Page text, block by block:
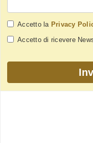
Accetto la Privacy
Accetto di ricevere